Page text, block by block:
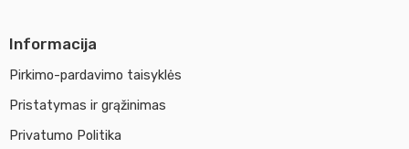
Informacija
Pirkimo-pardavimo taisyklės
Pristatymas ir grąžinimas
Privatumo Politika